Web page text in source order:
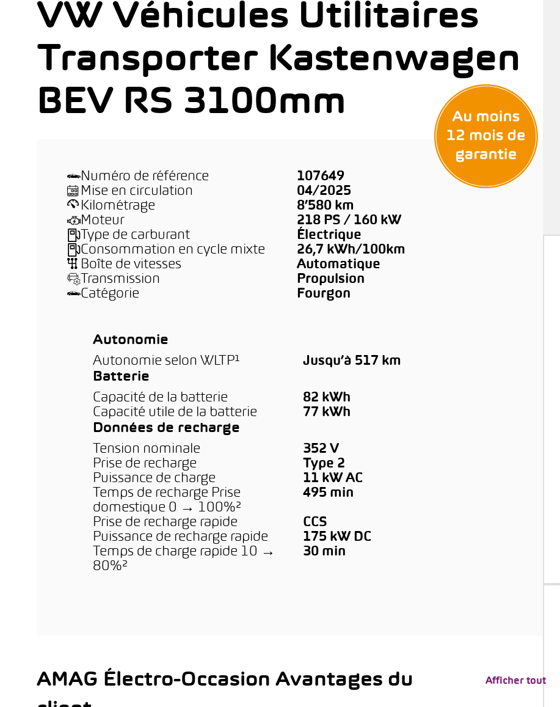
VW Véhicules Utilitaires
Transporter Kastenwagen
BEV RS 3100mm
Numéro de référence
107649
Mise en circulation
04/2025
Kilométrage
8’580 km
Moteur
218 PS / 160 kW
Type de carburant
Électrique
Consommation en cycle mixte
26,7 kWh/100km
Boîte de vitesses
Automatique
Transmission
Propulsion
Catégorie
Fourgon
Autonomie
Autonomie selon WLTP¹
Jusqu’à 517 km
Batterie
Capacité de la batterie
82 kWh
Capacité utile de la batterie
77 kWh
Données de recharge
Tension nominale
352 V
Prise de recharge
Type 2
Puissance de charge
11 kW AC
Temps de recharge Prise
domestique 0 → 100%²
495 min
Prise de recharge rapide
CCS
Puissance de recharge rapide
175 kW DC
Temps de charge rapide 10 →
80%²
30 min
AMAG Électro-Occasion Avantages du
Afficher tout